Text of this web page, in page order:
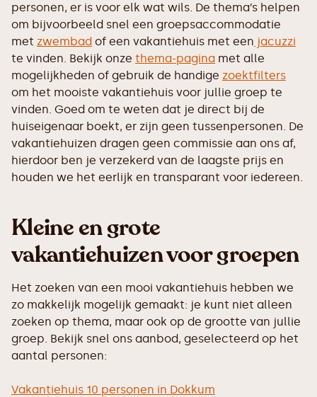
personen, er is voor elk wat wils. De thema’s helpen
om bijvoorbeeld snel een groepsaccommodatie
met zwembad of een vakantiehuis met een jacuzzi
te vinden. Bekijk onze thema-pagina met alle
mogelijkheden of gebruik de handige zoektfilters
om het mooiste vakantiehuis voor jullie groep te
vinden. Goed om te weten dat je direct bij de
huiseigenaar boekt, er zijn geen tussenpersonen. De
vakantiehuizen dragen geen commissie aan ons af,
hierdoor ben je verzekerd van de laagste prijs en
houden we het eerlijk en transparant voor iedereen.
Kleine en grote
vakantiehuizen voor groepen
Het zoeken van een mooi vakantiehuis hebben we
zo makkelijk mogelijk gemaakt: je kunt niet alleen
zoeken op thema, maar ook op de grootte van jullie
groep. Bekijk snel ons aanbod, geselecteerd op het
aantal personen:
Vakantiehuis 10 personen in Dokkum